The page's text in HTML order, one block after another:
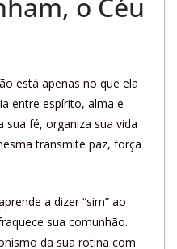
está apenas no que ela
entre espírito, alma e
sua fé, organiza sua vida
transmite paz, força
a dizer “sim” ao
sua comunhão.
da sua rotina com